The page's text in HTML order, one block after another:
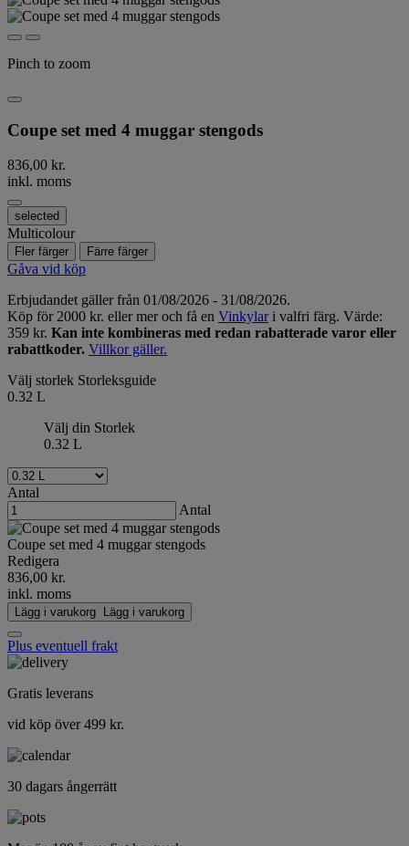
Pinch to zoom
Coupe set med 4 muggar stengods
836,00 kr.
inkl. moms
selected
Multicolour
Fler färger Färre färger
Gåva vid köp
Erbjudandet gäller från 01/08/2026 - 31/08/2026.
Köp för 2000 kr. eller mer och få en Vinkylari valfri färg. Värde:
359 kr. Kan inte kombineras med redan rabatterade varor eller
rabattkoder. Villkor gäller.
Välj storlek Storleksguide
0.32 L
Välj din Storlek
0.32 L
Antal
Antal
Coupe set med 4 muggar stengods
Redigera
836,00 kr.
inkl. moms
Lägg i varukorg Lägg i varukorg
Plus eventuell frakt
Gratis leverans
vid köp över 499 kr.
30 dagars ångerrätt